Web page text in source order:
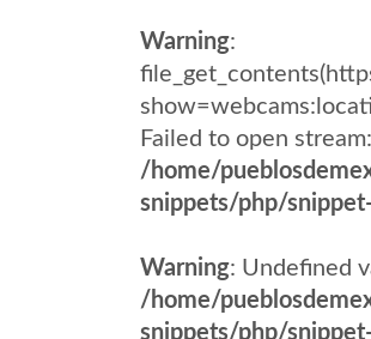
Warning:
Failed to open
/home/
snippets/php/
Warning: Undefined
/home/
snippets/php/